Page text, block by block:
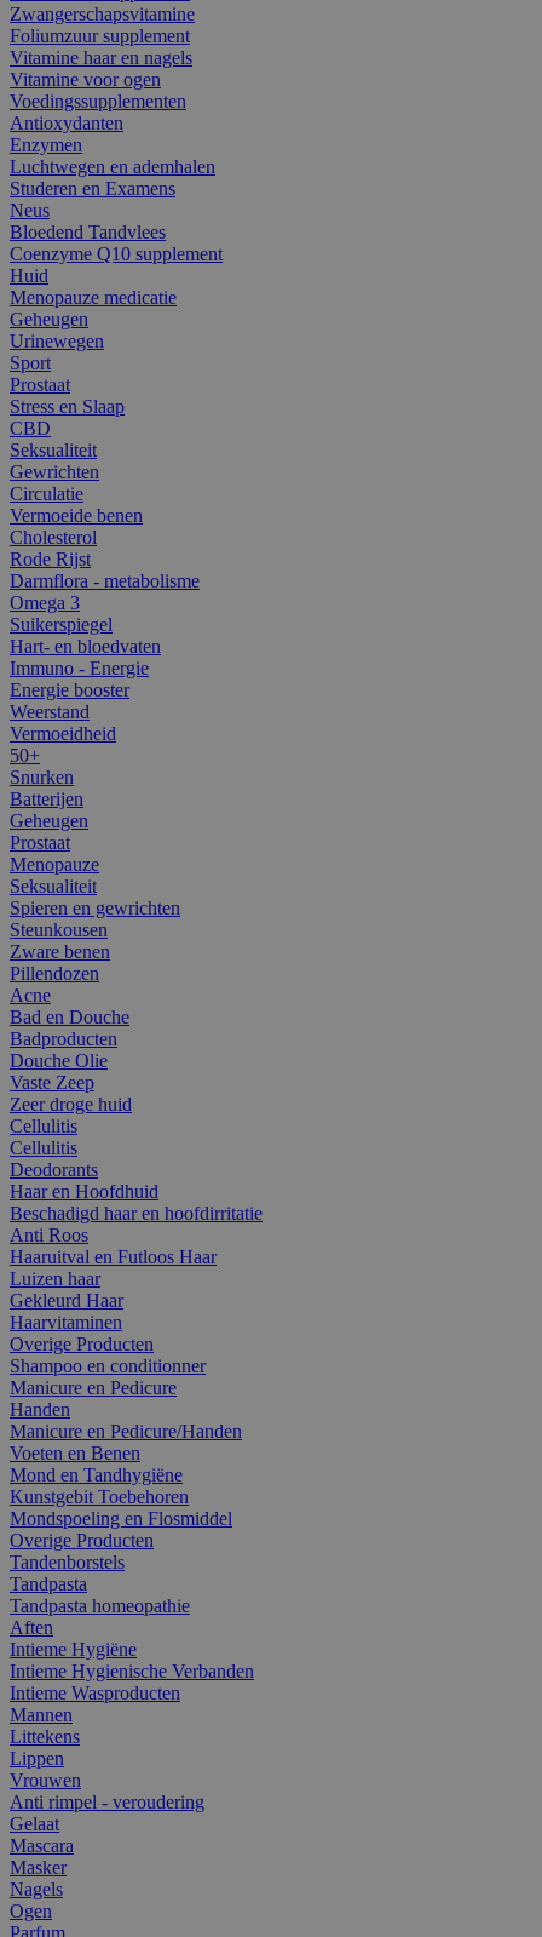
Zwangerschapsvitamine
Foliumzuur supplement
Vitamine haar en nagels
Vitamine voor ogen
Voedingssupplementen
Antioxydanten
Enzymen
Luchtwegen en ademhalen
Studeren en Examens
Neus
Bloedend Tandvlees
Coenzyme Q10 supplement
Huid
Menopauze medicatie
Geheugen
Urinewegen
Sport
Prostaat
Stress en Slaap
CBD
Seksualiteit
Gewrichten
Circulatie
Vermoeide benen
Cholesterol
Rode Rijst
Darmflora - metabolisme
Omega 3
Suikerspiegel
Hart- en bloedvaten
Immuno - Energie
Energie booster
Weerstand
Vermoeidheid
50+
Snurken
Batterijen
Geheugen
Prostaat
Menopauze
Seksualiteit
Spieren en gewrichten
Steunkousen
Zware benen
Pillendozen
Acne
Bad en Douche
Badproducten
Douche Olie
Vaste Zeep
Zeer droge huid
Cellulitis
Cellulitis
Deodorants
Haar en Hoofdhuid
Beschadigd haar en hoofdirritatie
Anti Roos
Haaruitval en Futloos Haar
Luizen haar
Gekleurd Haar
Haarvitaminen
Overige Producten
Shampoo en conditionner
Manicure en Pedicure
Handen
Manicure en Pedicure/Handen
Voeten en Benen
Mond en Tandhygiëne
Kunstgebit Toebehoren
Mondspoeling en Flosmiddel
Overige Producten
Tandenborstels
Tandpasta
Tandpasta homeopathie
Aften
Intieme Hygiëne
Intieme Hygienische Verbanden
Intieme Wasproducten
Mannen
Littekens
Lippen
Vrouwen
Anti rimpel - veroudering
Gelaat
Mascara
Masker
Nagels
Ogen
Parfum